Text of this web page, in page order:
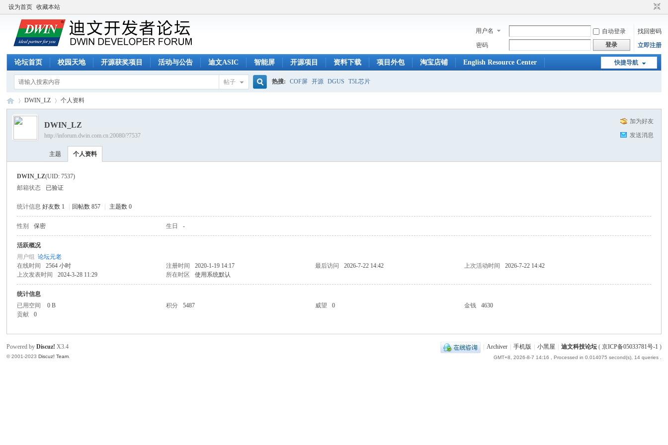
设为首页 收藏本站
用户名 自动登录
找回密码
密码
登录 立即注册
快捷导航
论坛首页 校园天地 开源获奖项目 活动与公告 迪文ASIC 智能屏 开源项目 资料下载 项目外包 淘宝店铺 English Resource Center
帖子 热搜: COF屏 开源 DGUS T5L芯片
›
DWIN_LZ 个人资料
加为好友
发送消息
DWIN_LZ
http://inforum.dwin.com.cn:20080/?7537
主题 个人资料
DWIN_LZ(UID: 7537)
邮箱状态
已验证
统计信息 好友数 1 回帖数 857 主题数 0
性别 保密 生日 -
活跃概况
用户组论坛元老
在线时间
2564 小时 注册时间 2020-1-19 14:17 最后访问 2026-7-22 14:42 上次活动时间
2026-7-22 14:42
上次发表时间
2024-3-28 11:29 所在时区 使用系统默认
统计信息
已用空间
0 B 积分 5487 威望 0 金钱
4630
贡献
0
Archiver 手机版 小黑屋 迪文科技论坛( 京ICP备05033781号-1 )
GMT+8, 2026-8-7 14:16 , Processed in 0.014075 second(s), 14 queries .
Powered byDiscuz! X3.4
© 2001-2023Discuz! Team